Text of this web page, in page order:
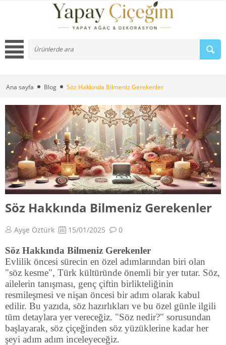
Ana sayfa Blog Söz Hakkında Bilmeniz Gerekenler
Söz Hakkında Bilmeniz Gerekenler
Ayşe Öztürk 15/01/2025 0
Söz Hakkında Bilmeniz Gerekenler
Evlilik öncesi sürecin en özel adımlarından biri olan
"söz kesme", Türk kültüründe önemli bir yer tutar. Söz,
ailelerin tanışması, genç çiftin birlikteliğinin
resmileşmesi ve nişan öncesi bir adım olarak kabul
edilir. Bu yazıda, söz hazırlıkları ve bu özel günle ilgili
tüm detaylara yer vereceğiz. "Söz nedir?" sorusundan
başlayarak, söz çiçeğinden söz yüzüklerine kadar her
şeyi adım adım inceleyeceğiz.